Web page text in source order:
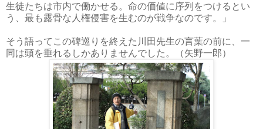
生徒たちは市内で働かせる。命の価値に序列をつけるとい
う、最も露骨な人権侵害を生むのが戦争なのです。」
そう語ってこの碑巡りを終えた川田先生の言葉の前に、一
同は頭を垂れるしかありませんでした。（矢野一郎）